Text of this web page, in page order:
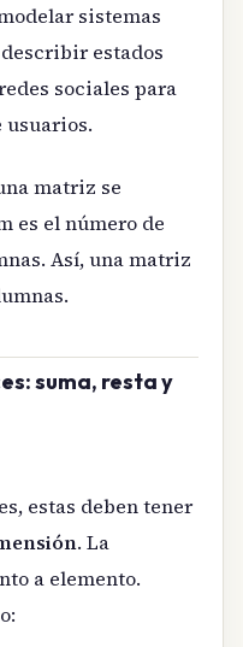
sistemas
estados
sociales para
usuarios.
matriz se
es el número de
Así, una matriz
suma, resta y
estas deben tener
. La
a elemento.